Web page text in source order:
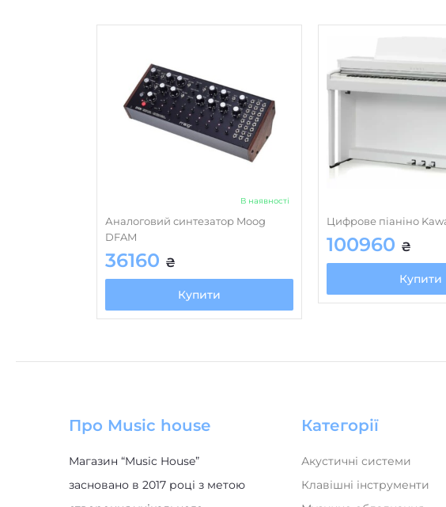
В наявності
Аналоговий синтезатор Moog
DFAM
36160 ₴
Купити
Цифрове піаніно
100960 ₴
Купити
Про Music house
Магазин “Music House”
засновано в 2017 році з метою
Категорії
Акустичні системи
Клавішні інструменти